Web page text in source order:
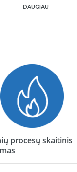
DAUGIAU
procesų skaitinis